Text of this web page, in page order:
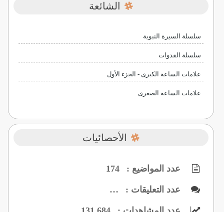
الشائعة
سلسلة السيرة النبوية
سلسلة القدوات
علامات الساعة الكبرى - الجزء الأول
علامات الساعة الصغرى
الأحصائيات
عدد المواضيع : 174
عدد التعليقات : …